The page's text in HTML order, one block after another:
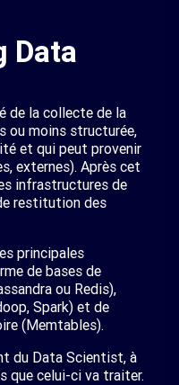
Data
de la collecte de la
ou moins structurée,
et qui peut provenir
externes). Après cet
infrastructures de
restitution des
principales
de bases de
ou Redis),
Spark) et de
(Memtables).
du Data Scientist, à
que celui-ci va traiter.